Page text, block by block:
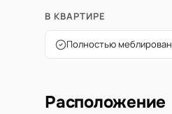
В КВАРТИРЕ
Полностью меблирован
Расположение